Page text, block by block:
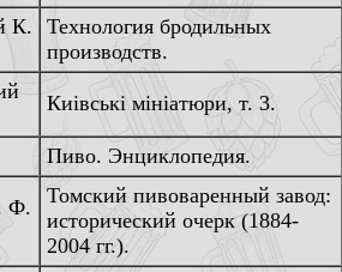
К.
Технология бродильных
производств.
Киiвськi мiнiатюри, т. 3.
Пиво. Энциклопедия.
Ф.
Томский пивоваренный завод:
исторический очерк (1884-
2004 гг.).